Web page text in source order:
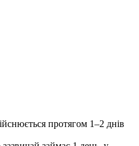
протягом 1–2 днів